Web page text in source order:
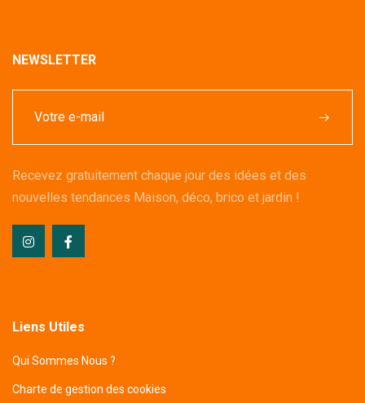
NEWSLETTER
Recevez gratuitement chaque jour des idées et des
nouvelles tendances Maison, déco, brico et jardin !
Liens Utiles
Qui Sommes Nous ?
Charte de gestion des cookies